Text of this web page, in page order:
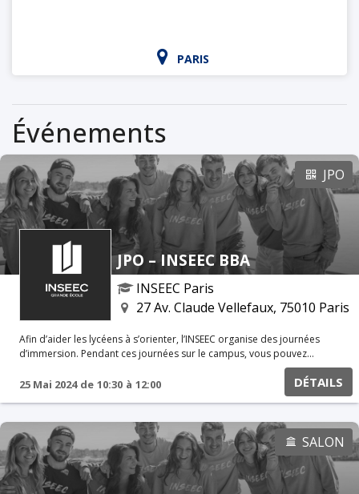
PARIS
Événements
JPO
JPO – INSEEC BBA
INSEEC Paris
27 Av. Claude Vellefaux, 75010 Paris
Afin d’aider les lycéens à s’orienter, l’INSEEC organise des journées
d’immersion. Pendant ces journées sur le campus, vous pouvez
assister à certains cours, poser des questions aux étudiants et aux
professeurs. Vous pouvez également participer à des ateliers
étudiants & Alumni Rencontre avec les associations
25 Mai 2024 de 10:30 à 12:00 DÉTAILS
SALON